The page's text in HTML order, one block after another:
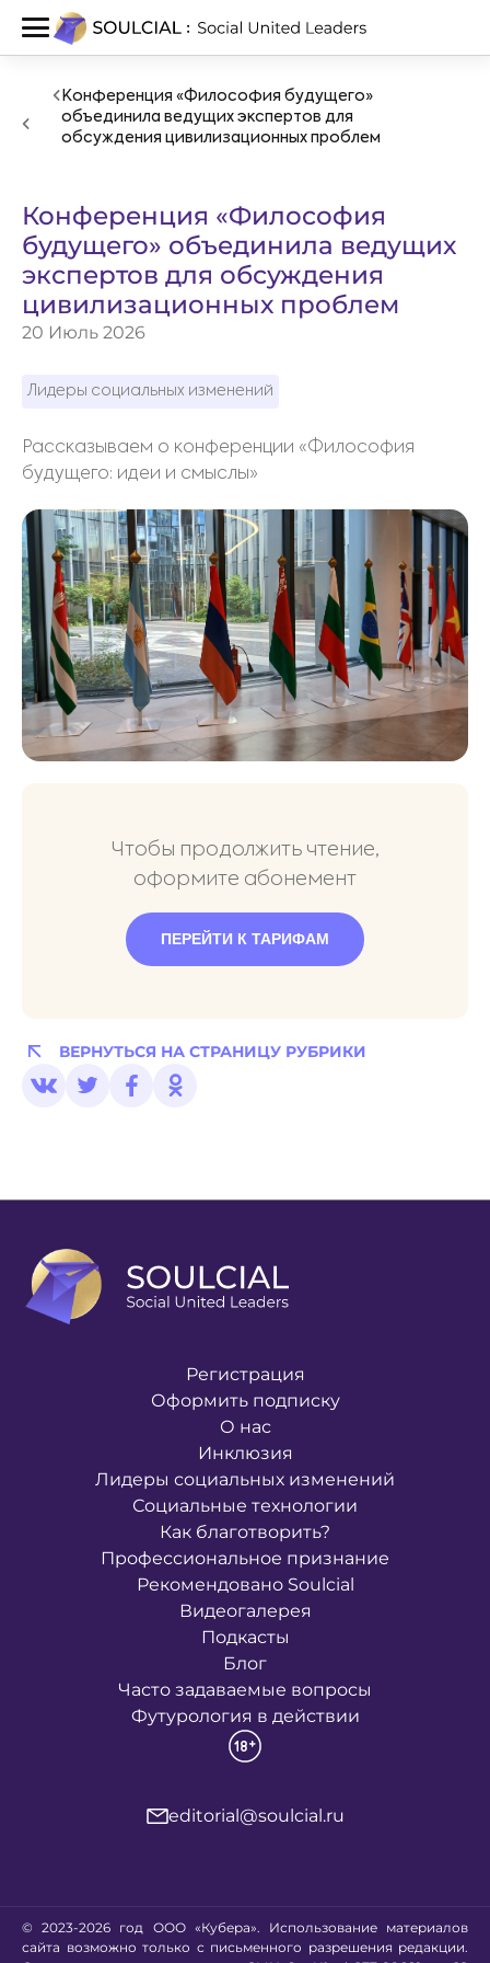
Конференция «Философия будущего»
объединила ведущих экспертов для
обсуждения цивилизационных проблем
Конференция «Философия
будущего» объединила ведущих
экспертов для обсуждения
цивилизационных проблем
20 Июль 2026
Лидеры социальных изменений
Рассказываем о конференции «Философия
будущего: идеи и смыслы»
Чтобы продолжить чтение,
оформите абонемент
ПЕРЕЙТИ К ТАРИФАМ
ВЕРНУТЬСЯ НА СТРАНИЦУ РУБРИКИ
Регистрация
Оформить подписку
О нас
Инклюзия
Лидеры социальных изменений
Социальные технологии
Как благотворить?
Профессиональное признание
Рекомендовано Soulcial
Видеогалерея
Подкасты
Блог
Часто задаваемые вопросы
Футурология в действии
editorial@soulcial.ru
© 2023-2026 год ООО «Кубера». Использование материалов
сайта возможно только с письменного разрешения редакции.